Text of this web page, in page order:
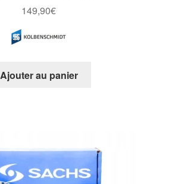
149,90€
Ajouter au panier